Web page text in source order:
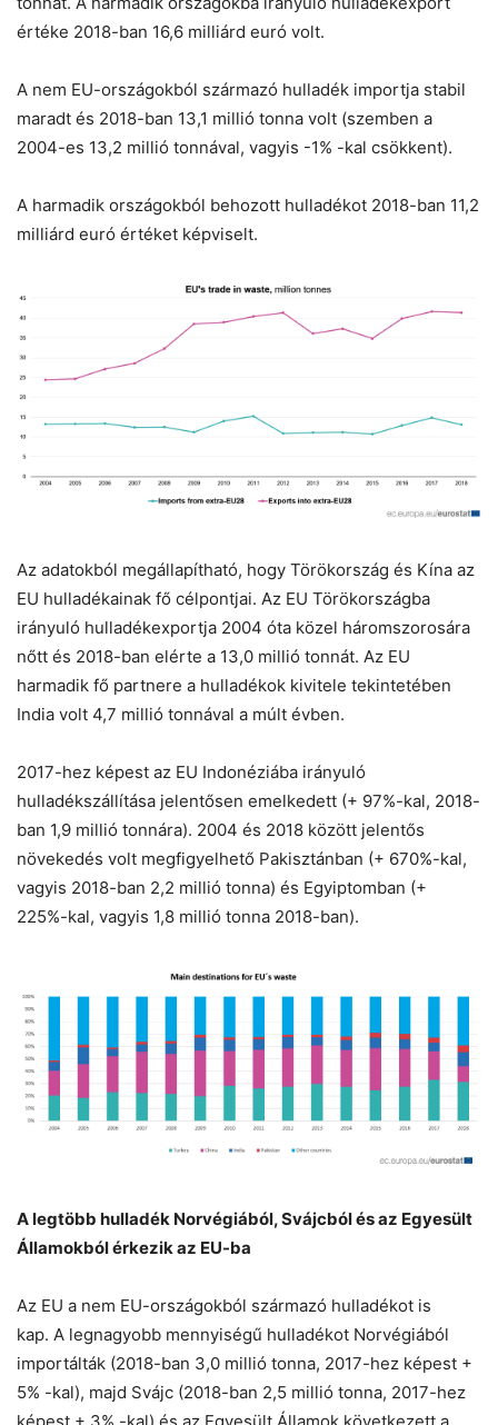
értéke 2018-ban 16,6 milliárd euró volt.
A nem EU-országokból származó hulladék importja stabil
maradt és 2018-ban 13,1 millió tonna volt (szemben a
2004-es 13,2 millió tonnával, vagyis -1% -kal csökkent).
A harmadik országokból behozott hulladékot 2018-ban 11,2
milliárd euró értéket képviselt.
Az adatokból megállapítható, hogy Törökország és Kína az
EU hulladékainak fő célpontjai. Az EU Törökországba
irányuló hulladékexportja 2004 óta közel háromszorosára
nőtt és 2018-ban elérte a 13,0 millió tonnát. Az EU
harmadik fő partnere a hulladékok kivitele tekintetében
India volt 4,7 millió tonnával a múlt évben.
2017-hez képest az EU Indonéziába irányuló
hulladékszállítása jelentősen emelkedett (+ 97%-kal, 2018-
ban 1,9 millió tonnára). 2004 és 2018 között jelentős
növekedés volt megfigyelhető Pakisztánban (+ 670%-kal,
vagyis 2018-ban 2,2 millió tonna) és Egyiptomban (+
225%-kal, vagyis 1,8 millió tonna 2018-ban).
A legtöbb hulladék Norvégiából, Svájcból és az Egyesült
Államokból érkezik az EU-ba
Az EU a nem EU-országokból származó hulladékot is
kap. A legnagyobb mennyiségű hulladékot Norvégiából
importálták (2018-ban 3,0 millió tonna, 2017-hez képest +
5% -kal), majd Svájc (2018-ban 2,5 millió tonna, 2017-hez
képest + 3% -kal) és az Egyesült Államok következett a
Chat Mr wAIste
Helló! Miben segíthetek ma?